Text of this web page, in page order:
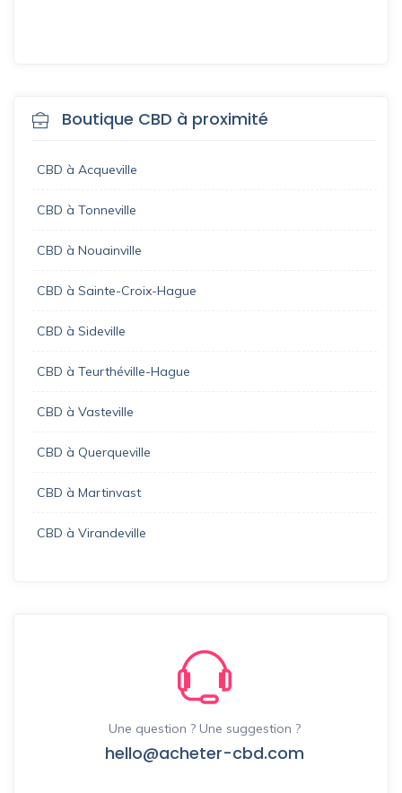
Boutique CBD à proximité
CBD à Acqueville
CBD à Tonneville
CBD à Nouainville
CBD à Sainte-Croix-Hague
CBD à Sideville
CBD à Teurthéville-Hague
CBD à Vasteville
CBD à Querqueville
CBD à Martinvast
CBD à Virandeville
Une question ? Une suggestion ?
hello@acheter-cbd.com